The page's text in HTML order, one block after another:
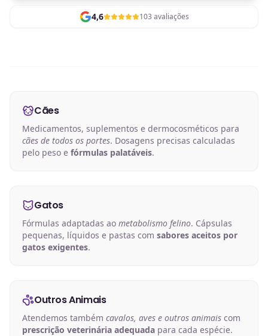
4,6 103 avaliações
Cães
Medicamentos, suplementos e dermocosméticos para
cães de todos os portes. Dosagens precisas calculadas
pelo peso e fórmulas palatáveis.
Gatos
Fórmulas adaptadas ao metabolismo felino. Cápsulas
pequenas, líquidos e pastas com sabores aceitos por
gatos exigentes.
Outros Animais
Atendemos também cavalos, aves e outros animais com
prescrição veterinária adequada para cada espécie.